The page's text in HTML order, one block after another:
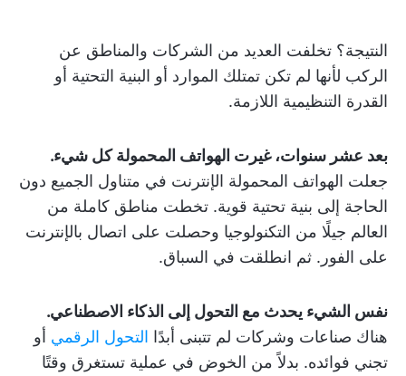
النتيجة؟ تخلفت العديد من الشركات والمناطق عن
الركب لأنها لم تكن تمتلك الموارد أو البنية التحتية أو
القدرة التنظيمية اللازمة.
بعد عشر سنوات، غيرت الهواتف المحمولة كل شيء.
جعلت الهواتف المحمولة الإنترنت في متناول الجميع دون
الحاجة إلى بنية تحتية قوية. تخطت مناطق كاملة من
العالم جيلًا من التكنولوجيا وحصلت على اتصال بالإنترنت
على الفور. ثم انطلقت في السباق.
نفس الشيء يحدث مع التحول إلى الذكاء الاصطناعي.
هناك صناعات وشركات لم تتبنى أبدًا التحول الرقمي أو
تجني فوائده. بدلاً من الخوض في عملية تستغرق وقتًا